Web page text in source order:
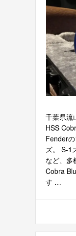
千葉県流
HSS
Fender
ズ。 S-1
など、多
Cobra
す …